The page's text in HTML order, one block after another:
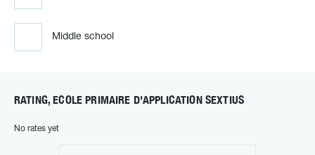
Middle school
RATING, ECOLE PRIMAIRE D'APPLICATION SEXTIUS
No rates yet